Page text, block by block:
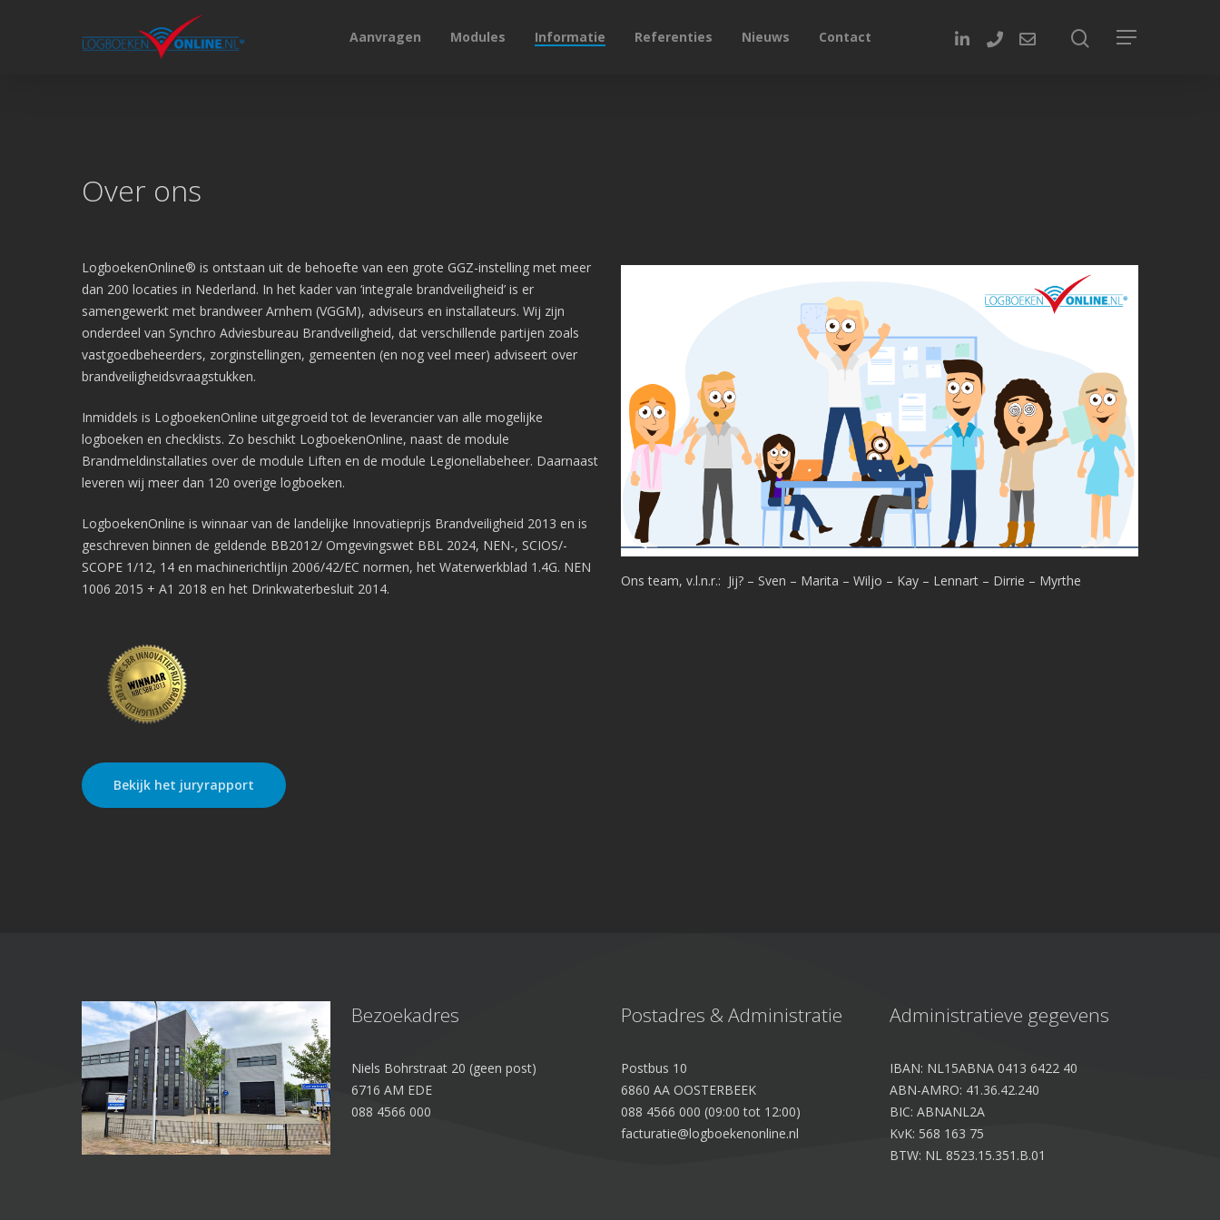
Aanvragen Modules Informatie Referenties Nieuws Contact
Over ons
LogboekenOnline® is ontstaan uit de behoefte van een grote GGZ-instelling met meer
dan 200 locaties in Nederland. In het kader van ‘integrale brandveiligheid’ is er
samengewerkt met brandweer Arnhem (VGGM), adviseurs en installateurs. Wij zijn
onderdeel van Synchro Adviesbureau Brandveiligheid, dat verschillende partijen zoals
vastgoedbeheerders, zorginstellingen, gemeenten (en nog veel meer) adviseert over
brandveiligheidsvraagstukken.
Inmiddels is LogboekenOnline uitgegroeid tot de leverancier van alle mogelijke
logboeken en checklists. Zo beschikt LogboekenOnline, naast de module
Brandmeldinstallaties over de module Liften en de module Legionellabeheer. Daarnaast
leveren wij meer dan 120 overige logboeken.
LogboekenOnline is winnaar van de landelijke Innovatieprijs Brandveiligheid 2013 en is
geschreven binnen de geldende BB2012/ Omgevingswet BBL 2024, NEN-, SCIOS/-
SCOPE 1/12, 14 en machinerichtlijn 2006/42/EC normen, het Waterwerkblad 1.4G. NEN
1006 2015 + A1 2018 en het Drinkwaterbesluit 2014.
Bekijk het juryrapport
Ons team, v.l.n.r.: Jij? – Sven – Marita – Wiljo – Kay – Lennart – Dirrie – Myrthe
Bezoekadres
Niels Bohrstraat 20 (geen post)
6716 AM EDE
088 4566 000
Postadres & Administratie
Postbus 10
6860 AA OOSTERBEEK
088 4566 000 (09:00 tot 12:00)
facturatie@logboekenonline.nl
Administratieve gegevens
IBAN: NL15ABNA 0413 6422 40
ABN-AMRO: 41.36.42.240
BIC: ABNANL2A
KvK: 568 163 75
BTW: NL 8523.15.351.B.01
Pro aanvragen
Lite aanvragen
Modules
Legionellabeheer
Nood- en Vluchtwegverlichting
Blusmiddelen
Liftinstallaties
Overige Installatielogboeken
Informatie
Technische specificaties
Koppelingen
Over ons
Nieuws